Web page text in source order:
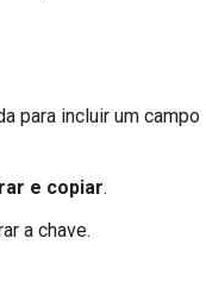
para incluir um campo
e copiar.
a chave.